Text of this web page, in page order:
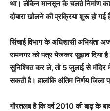
था। लेकिन मानसून के चलते निर्माण
दोबारा खोलने की प्रक्रिया शुरू हो गई
सिंचाई विभाग के अधिशासी अभियंता
रामनगर को पत्र भेजकर सुझाव दिया
सुनिश्चित कर ले, तो5 जुलाईसे मंदिर
सकती है। हालांकि अंतिम निर्णय जिला
गौरतलब है कि वर्ष 2010 की बाढ़ के